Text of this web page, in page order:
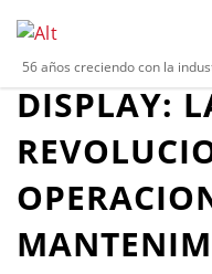
56 años creciendo con la
CROUZET
DISPLAY: